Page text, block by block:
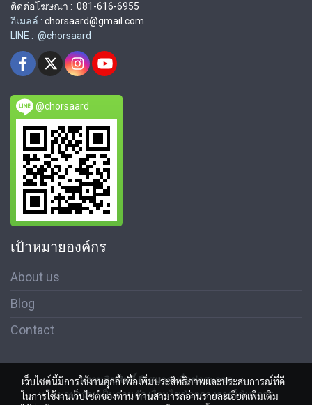
ติดต่อโฆษณา : 081-616-6955
อีเมลล์ : chorsaard@gmail.com
LINE : @chorsaard
@chorsaard
เป้าหมายองค์กร
About us
Blog
Contact
สงวนลิขสิทธิ์ © สมาคมสื่อช่อสะอาด
นโนบายความเป็นส่วนตัว เงื่อนไขข้อตกลงการใช้บริการ
เว็บไซต์นี้มีการใช้งานคุกกี้ เพื่อเพิ่มประสิทธิภาพและประสบการณ์ที่ดี
ในการใช้งานเว็บไซต์ของท่าน ท่านสามารถอ่านรายละเอียดเพิ่มเติม